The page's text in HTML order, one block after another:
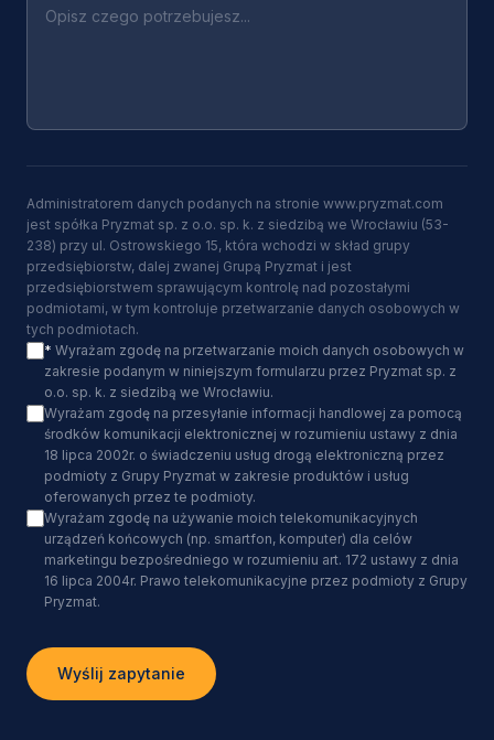
Administratorem danych podanych na stronie www.pryzmat.com
jest spółka Pryzmat sp. z o.o. sp. k. z siedzibą we Wrocławiu (53-
238) przy ul. Ostrowskiego 15, która wchodzi w skład grupy
przedsiębiorstw, dalej zwanej Grupą Pryzmat i jest
przedsiębiorstwem sprawującym kontrolę nad pozostałymi
podmiotami, w tym kontroluje przetwarzanie danych osobowych w
tych podmiotach.
* Wyrażam zgodę na przetwarzanie moich danych osobowych w
zakresie podanym w niniejszym formularzu przez Pryzmat sp. z
o.o. sp. k. z siedzibą we Wrocławiu.
Wyrażam zgodę na przesyłanie informacji handlowej za pomocą
środków komunikacji elektronicznej w rozumieniu ustawy z dnia
18 lipca 2002r. o świadczeniu usług drogą elektroniczną przez
podmioty z Grupy Pryzmat w zakresie produktów i usług
oferowanych przez te podmioty.
Wyrażam zgodę na używanie moich telekomunikacyjnych
urządzeń końcowych (np. smartfon, komputer) dla celów
marketingu bezpośredniego w rozumieniu art. 172 ustawy z dnia
16 lipca 2004r. Prawo telekomunikacyjne przez podmioty z Grupy
Pryzmat.
Wyślij zapytanie